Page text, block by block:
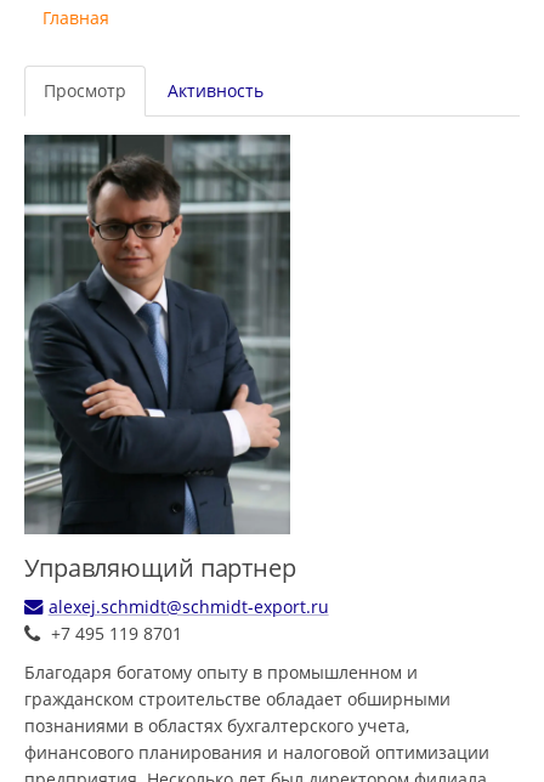
Главная
Главные
вкладки
Просмотр Активность
Управляющий партнер
alexej.schmidt@schmidt-export.ru
+7 495 119 8701
Благодаря богатому опыту в промышленном и
гражданском строительстве обладает обширными
познаниями в областях бухгалтерского учета,
финансового планирования и налоговой оптимизации